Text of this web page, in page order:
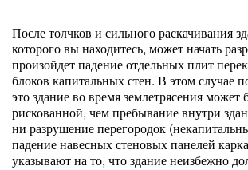
После толчков и сильного раскачивания
которого вы находитесь, может начать
произойдет падение отдельных плит
блоков капитальных стен. В этом случае
это здание во время землетрясения может
рискованной, чем пребывание внутри
ни разрушение перегородок
падение навесных стеновых панелей
указывают на то, что здание неизбежно